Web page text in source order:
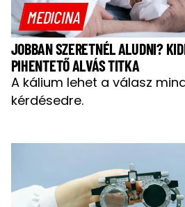
MEDICINA
JOBBAN SZERETNÉL ALUDNI?
PIHENTETŐ ALVÁS TITKA
A kálium lehet a válasz
kérdésedre.